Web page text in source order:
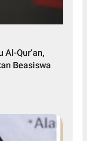
Al-Qur’an,
Beasiswa